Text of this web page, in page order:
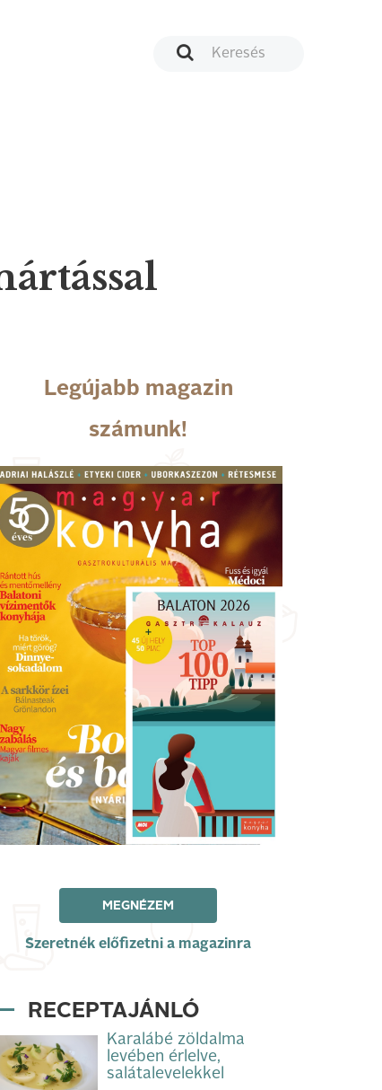
Legújabb magazin
számunk!
MEGNÉZEM
Szeretnék előfizetni a magazinra
RECEPTAJÁNLÓ
Karalábé zöldalma
levében érlelve,
salátalevelekkel